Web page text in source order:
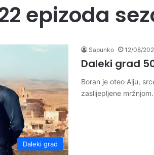
epizoda
Daleki grad
Sapunko 12/08/
Daleki grad
Boran je oteo Alju,
zaslijepljene